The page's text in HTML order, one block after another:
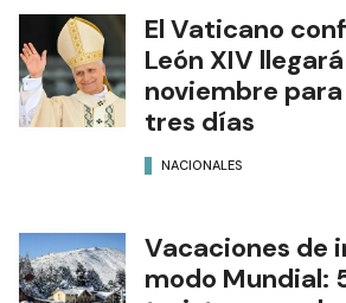
El Vaticano
León XIV
noviembre
tres días
NACIONALES
Vacaciones de
modo Mundial: